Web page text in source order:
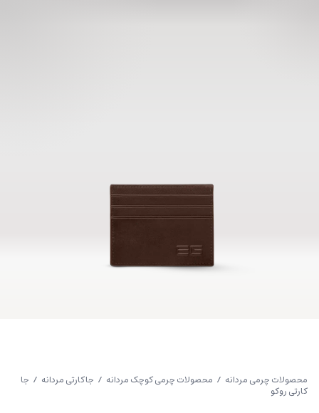
محصولات چرمی مردانه / محصولات چرمی کوچک مردانه / جاکارتی مردانه / جا
کارتی روکو